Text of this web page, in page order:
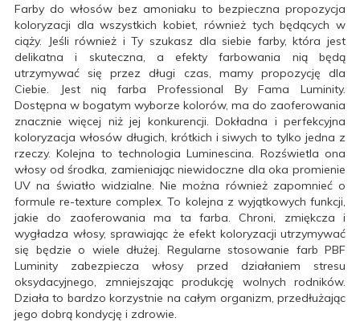
Farby do włosów bez amoniaku to bezpieczna propozycja
koloryzacji dla wszystkich kobiet, również tych będących w
ciąży. Jeśli również i Ty szukasz dla siebie farby, która jest
delikatna i skuteczna, a efekty farbowania nią będą
utrzymywać się przez długi czas, mamy propozycję dla
Ciebie. Jest nią farba Professional By Fama Luminity.
Dostępna w bogatym wyborze kolorów, ma do zaoferowania
znacznie więcej niż jej konkurencji. Dokładna i perfekcyjna
koloryzacja włosów długich, krótkich i siwych to tylko jedna z
rzeczy. Kolejna to technologia Luminescina. Rozświetla ona
włosy od środka, zamieniając niewidoczne dla oka promienie
UV na światło widzialne. Nie można również zapomnieć o
formule re-texture complex. To kolejna z wyjątkowych funkcji,
jakie do zaoferowania ma ta farba. Chroni, zmiękcza i
wygładza włosy, sprawiając że efekt koloryzacji utrzymywać
się będzie o wiele dłużej. Regularne stosowanie farb PBF
Luminity zabezpiecza włosy przed działaniem stresu
oksydacyjnego, zmniejszając produkcję wolnych rodników.
Działa to bardzo korzystnie na całym organizm, przedłużając
jego dobrą kondycję i zdrowie.